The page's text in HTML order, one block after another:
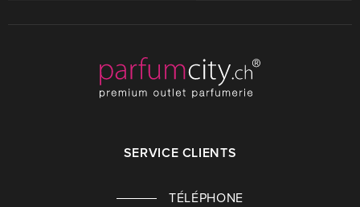
SERVICE CLIENTS
TÉLÉPHONE